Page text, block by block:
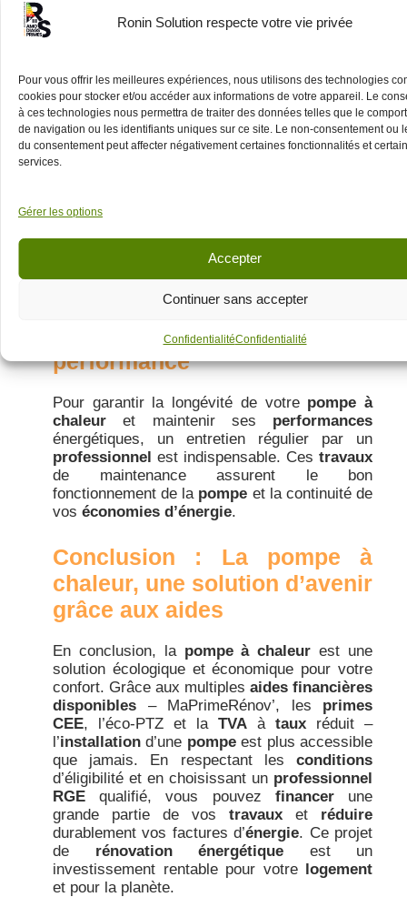
Ronin Solution respecte votre vie privée
Pour vous offrir les meilleures expériences, nous utilisons des technologies
cookies pour stocker et/ou accéder aux informations de votre appareil. Le
à ces technologies nous permettra de traiter des données telles que le
de navigation ou les identifiants uniques sur ce site. Le non-consentement ou
du consentement peut affecter négativement certaines fonctionnalités et
services.
Gérer les options
Accepter
Continuer sans accepter
ConfidentialitéConfidentialité
Le taux de TVA réduit : une
votre pompe à chaleur
En plus desprimes, l’ Étatsoutient votre projet
derénovation énergétique via une fiscalité
avantageuse. Pour l’installationd’unepompe
bénéficier
Entretenir sa pompe à
chaleur pour optimiser sa
performance
Pour garantir la longévité de votre pompe à
chaleur et maintenir ses performances
énergétiques, un entretien régulier par un
professionnel est indispensable. Ces travaux
de maintenance assurent le bon
fonctionnement de la pompe et la continuité de
vos économies d’énergie.
Conclusion : La pompe à
chaleur, une solution d’avenir
grâce aux aides
En conclusion, la pompe à chaleur est une
solution écologique et économique pour votre
confort. Grâce aux multiples aides financières
disponibles – MaPrimeRénov’, les primes
CEE, l’éco-PTZ et la TVA à taux réduit –
l’installation d’une pompeest plus accessible
que jamais. En respectant les conditions
d’éligibilité et en choisissant un professionnel
RGE qualifié, vous pouvez financerune
grande partie de vos travaux et réduire
durablement vos factures d’énergie. Ce projet
de rénovation énergétique est un
investissement rentable pour votre logement
et pour la planète.